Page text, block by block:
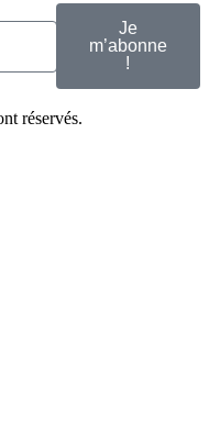
Je
m’abonne
!
réservés.